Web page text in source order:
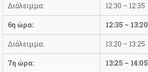
Διάλειμμα: 12:30 – 12:35
6η ώρα: 12:35 – 13:20
Διάλειμμα: 13:20 – 13:25
7η ώρα: 13:25 – 14:05